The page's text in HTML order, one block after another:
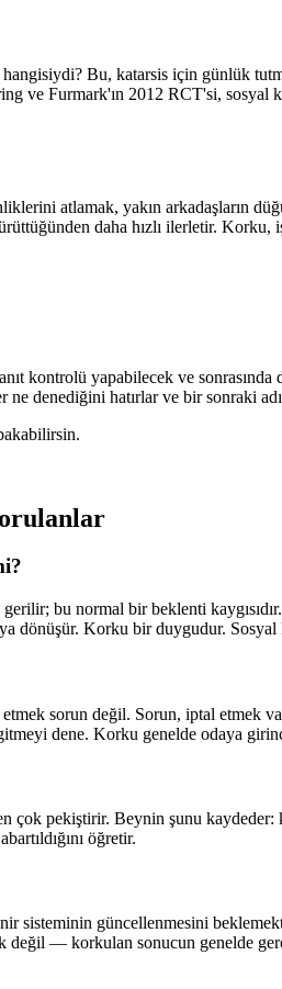
Bu, katarsis için günlük
ve Furmark'ın 2012 RCT'si,
atlamak, yakın arkadaşların
daha hızlı ilerletir.
kontrolü yapabilecek ve
denediğini hatırlar ve bir sonraki
bu normal bir beklenti
dönüşür. Korku bir duygudur.
sorun değil. Sorun, iptal
dene. Korku genelde odaya
pekiştirir. Beynin şunu kaydeder:
öğretir.
sisteminin güncellenmesini
değil — korkulan sonucun genelde